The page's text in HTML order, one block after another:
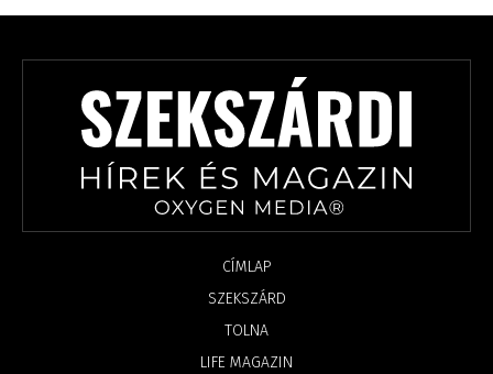
CÍMLAP
SZEKSZÁRD
TOLNA
LIFE MAGAZIN